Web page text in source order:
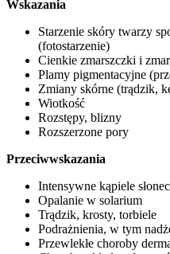
Wskazania
Starzenie skóry twarzy
(fotostarzenie)
Cienkie zmarszczki i
Plamy pigmentacyjne
Zmiany skórne (trądzik,
Wiotkość
Rozstępy, blizny
Rozszerzone pory
Przeciwwskazania
Intensywne kąpiele
Opalanie w solarium
Trądzik, krosty, torbiele
Podrażnienia, w tym
Przewlekłe choroby